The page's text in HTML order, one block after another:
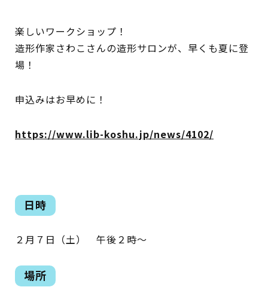
楽しいワークショップ！
造形作家さわこさんの造形サロンが、早くも夏に登
場！
申込みはお早めに！
https://www.lib-koshu.jp/news/4102/
日時
２月７日（土） 午後２時～
場所
イベント
よくあるご質問
マンガ「雨宮敬二郎」